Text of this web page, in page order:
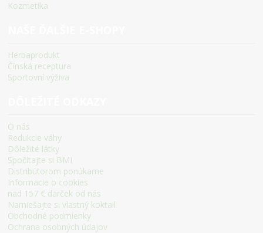
Kozmetika
Herbaprodukt
Čínská receptura
Sportovní výživa
O nás
Redukcie váhy
Dôležité látky
Spočítajte si BMI
Distribútorom ponúkame
Informacie o cookies
nad 157 € darček od nás
Namiešajte si vlastný koktail
Obchodné podmienky
Ochrana osobných údajov